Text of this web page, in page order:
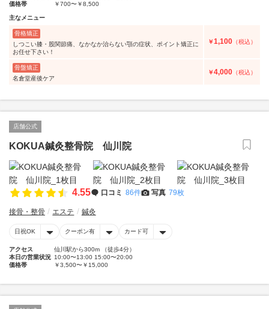
価格帯
￥700〜￥8,500
主なメニュー
骨格矯正
しつこい膝・股関節痛、なかなか治らない顎の症状、ポイント矯正に
お任せ下さい！
￥1,100 （税込）
骨盤矯正
名倉堂産後ケア
￥4,000 （税込）
店舗公式
KOKUA鍼灸整骨院 仙川院
4.55 口コミ 86件 写真 79枚
接骨・整骨 エステ 鍼灸
日祝OK クーポン有 カード可
アクセス
仙川駅から300m （徒歩4分）
本日の営業状況 10:00〜13:00 15:00〜20:00
価格帯
￥3,500〜￥15,000